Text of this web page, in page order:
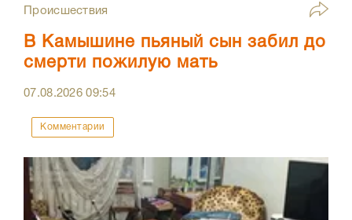
Происшествия
В Камышине пьяный сын забил до
смерти пожилую мать
07.08.202609:54
Комментарии